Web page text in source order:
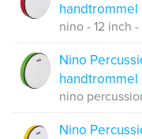
handtrommel
nino - 12 inch
Nino
handtrommel
nino
Nino